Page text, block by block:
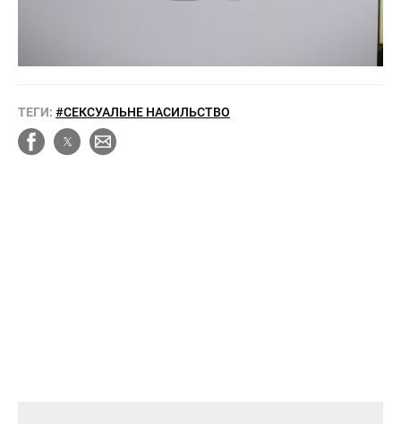
ТЕГИ: #СЕКСУАЛЬНЕ НАСИЛЬСТВО